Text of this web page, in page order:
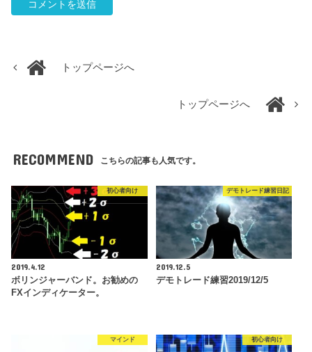
トップページへ
トップページへ
RECOMMEND こちらの記事も人気です。
初心者向け
2019.4.12
ボリンジャーバンド。お勧めの
FXインディケーター。
デモトレード練習日記
2019.12.5
デモトレード練習2019/12/5
マインド 初心者向け